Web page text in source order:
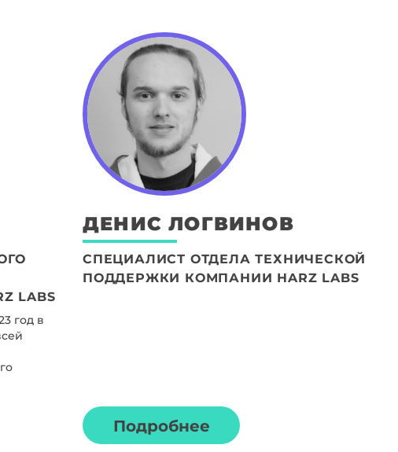
LABS
год в
ДЕНИС ЛОГВИНОВ
СПЕЦИАЛИСТ ОТДЕЛА ТЕХНИЧЕСКОЙ
ПОДДЕРЖКИ КОМПАНИИ HARZ LABS
Подробнее